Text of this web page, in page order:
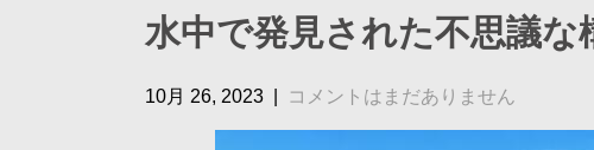
水中で発見された不思議
10月 26, 2023 コメントはまだありません